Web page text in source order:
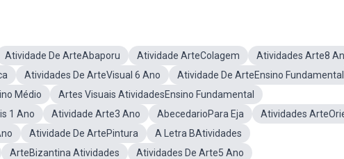
Atividade De ArteAbaporu Atividade ArteColagem
Atividades Arte8
Atividades De ArteVisual 6 Ano
Atividade De ArteEnsino Fundamental
Médio
Artes Visuais AtividadesEnsino Fundamental
1 Ano Atividade Arte3 Ano AbecedarioPara Eja
Atividades
Atividade De ArtePintura
A Letra BAtividades
ArteBizantina Atividades
Atividades De Arte5 Ano